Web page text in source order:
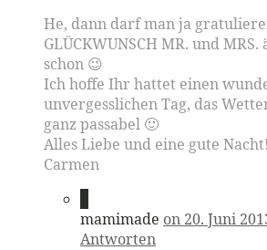
He, dann darf man ja
GLÜCKWUNSCH MR. und
schon 😉
Ich hoffe Ihr hattet einen
unvergesslichen Tag, das
ganz passabel 🙂
Alles Liebe und eine gute Nacht!
Carmen
mamimade on 20. Juni
Antworten